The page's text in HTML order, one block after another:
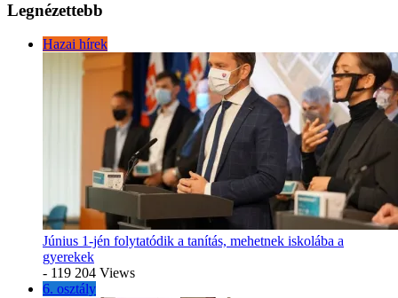
Legnézettebb
Hazai hírek
Június 1-jén folytatódik a tanítás, mehetnek iskolába a
gyerekek
- 119 204 Views
6. osztály